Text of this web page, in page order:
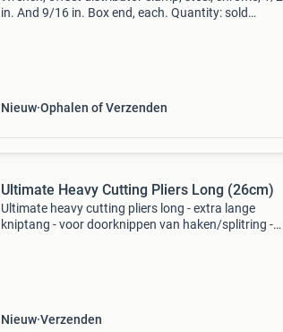
in. And 9/16 in. Box end, each. Quantity: sold
Nieuw Ophalen of Verzenden
Ultimate Heavy Cutting Pliers Long (26cm)
Ultimate heavy cutting pliers long - extra lange
kniptang - voor doorknippen van haken/splitring -
Nieuw Verzenden